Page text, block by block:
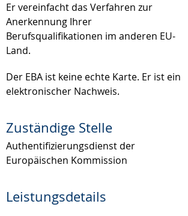
Er vereinfacht das Verfahren zur
Anerkennung Ihrer
Berufsqualifikationen im anderen EU-
Land.
Der EBA ist keine echte Karte. Er ist ein
elektronischer Nachweis.
Zuständige Stelle
Authentifizierungsdienst der
Europäischen Kommission
Leistungsdetails